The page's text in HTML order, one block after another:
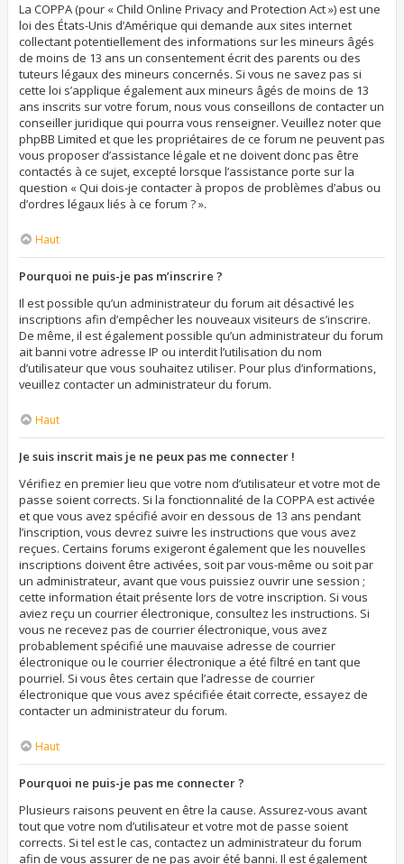
La COPPA (pour « Child Online Privacy and Protection Act ») est une
loi des États-Unis d’Amérique qui demande aux sites internet
collectant potentiellement des informations sur les mineurs âgés
de moins de 13 ans un consentement écrit des parents ou des
tuteurs légaux des mineurs concernés. Si vous ne savez pas si
cette loi s’applique également aux mineurs âgés de moins de 13
ans inscrits sur votre forum, nous vous conseillons de contacter un
conseiller juridique qui pourra vous renseigner. Veuillez noter que
phpBB Limited et que les propriétaires de ce forum ne peuvent pas
vous proposer d’assistance légale et ne doivent donc pas être
contactés à ce sujet, excepté lorsque l’assistance porte sur la
question « Qui dois-je contacter à propos de problèmes d’abus ou
d’ordres légaux liés à ce forum ? ».
Haut
Pourquoi ne puis-je pas m’inscrire ?
Il est possible qu’un administrateur du forum ait désactivé les
inscriptions afin d’empêcher les nouveaux visiteurs de s’inscrire.
De même, il est également possible qu’un administrateur du forum
ait banni votre adresse IP ou interdit l’utilisation du nom
d’utilisateur que vous souhaitez utiliser. Pour plus d’informations,
veuillez contacter un administrateur du forum.
Haut
Je suis inscrit mais je ne peux pas me connecter !
Vérifiez en premier lieu que votre nom d’utilisateur et votre mot de
passe soient corrects. Si la fonctionnalité de la COPPA est activée
et que vous avez spécifié avoir en dessous de 13 ans pendant
l’inscription, vous devrez suivre les instructions que vous avez
reçues. Certains forums exigeront également que les nouvelles
inscriptions doivent être activées, soit par vous-même ou soit par
un administrateur, avant que vous puissiez ouvrir une session ;
cette information était présente lors de votre inscription. Si vous
aviez reçu un courrier électronique, consultez les instructions. Si
vous ne recevez pas de courrier électronique, vous avez
probablement spécifié une mauvaise adresse de courrier
électronique ou le courrier électronique a été filtré en tant que
pourriel. Si vous êtes certain que l’adresse de courrier
électronique que vous avez spécifiée était correcte, essayez de
contacter un administrateur du forum.
Haut
Pourquoi ne puis-je pas me connecter ?
Plusieurs raisons peuvent en être la cause. Assurez-vous avant
tout que votre nom d’utilisateur et votre mot de passe soient
corrects. Si tel est le cas, contactez un administrateur du forum
afin de vous assurer de ne pas avoir été banni. Il est également